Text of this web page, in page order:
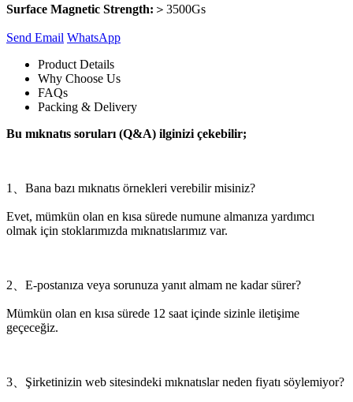
Surface Magnetic Strength: ＞3500Gs
Send Email Whats​App
Product Details
Why Choose Us
FAQs
Packing & Delivery
Bu mıknatıs soruları (Q&A) ilginizi çekebilir;
1、Bana bazı mıknatıs örnekleri verebilir misiniz?
Evet, mümkün olan en kısa sürede numune almanıza yardımcı
olmak için stoklarımızda mıknatıslarımız var.
2、E-postanıza veya sorunuza yanıt almam ne kadar sürer?
Mümkün olan en kısa sürede 12 saat içinde sizinle iletişime
geçeceğiz.
3、Şirketinizin web sitesindeki mıknatıslar neden fiyatı söylemiyor?